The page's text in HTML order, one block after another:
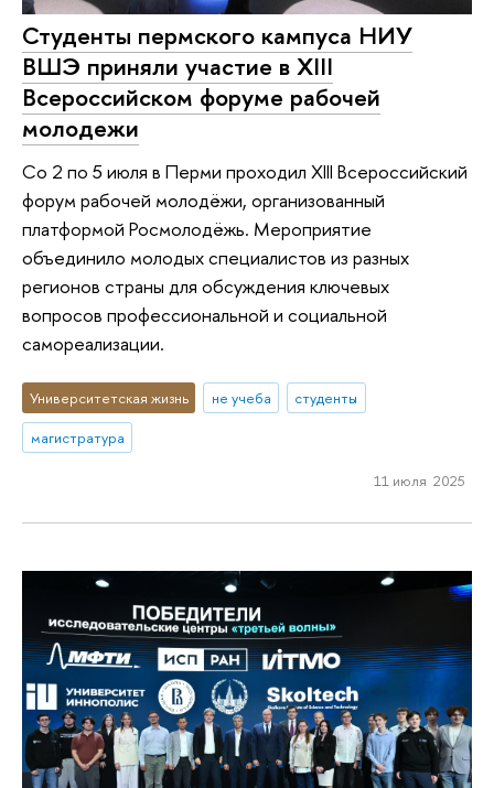
Студенты пермского кампуса НИУ
ВШЭ приняли участие в XIII
Всероссийском форуме рабочей
молодежи
Со 2 по 5 июля в Перми проходил XIII Всероссийский
форум рабочей молодёжи, организованный
платформой Росмолодёжь. Мероприятие
объединило молодых специалистов из разных
регионов страны для обсуждения ключевых
вопросов профессиональной и социальной
самореализации.
Университетская жизнь не учеба
студенты
магистратура
11 июля 2025